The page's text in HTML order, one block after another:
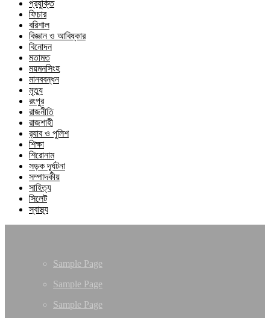
প্রযুক্তি
ফিচার
বরিশাল
বিজ্ঞান ও আবিষ্কার
বিনোদন
মতামত
ময়মনসিংহ
মানববন্ধন
মৃত্যু
রংপুর
রাজনীতি
রাজশাহী
র‍্যাব ও পুলিশ
শিক্ষা
শিরোনাম
সড়ক দূর্ঘটনা
সম্পাদকীয়
সাহিত্য
সিলেট
স্বাস্থ্য
Sample Page
Sample Page
Sample Page